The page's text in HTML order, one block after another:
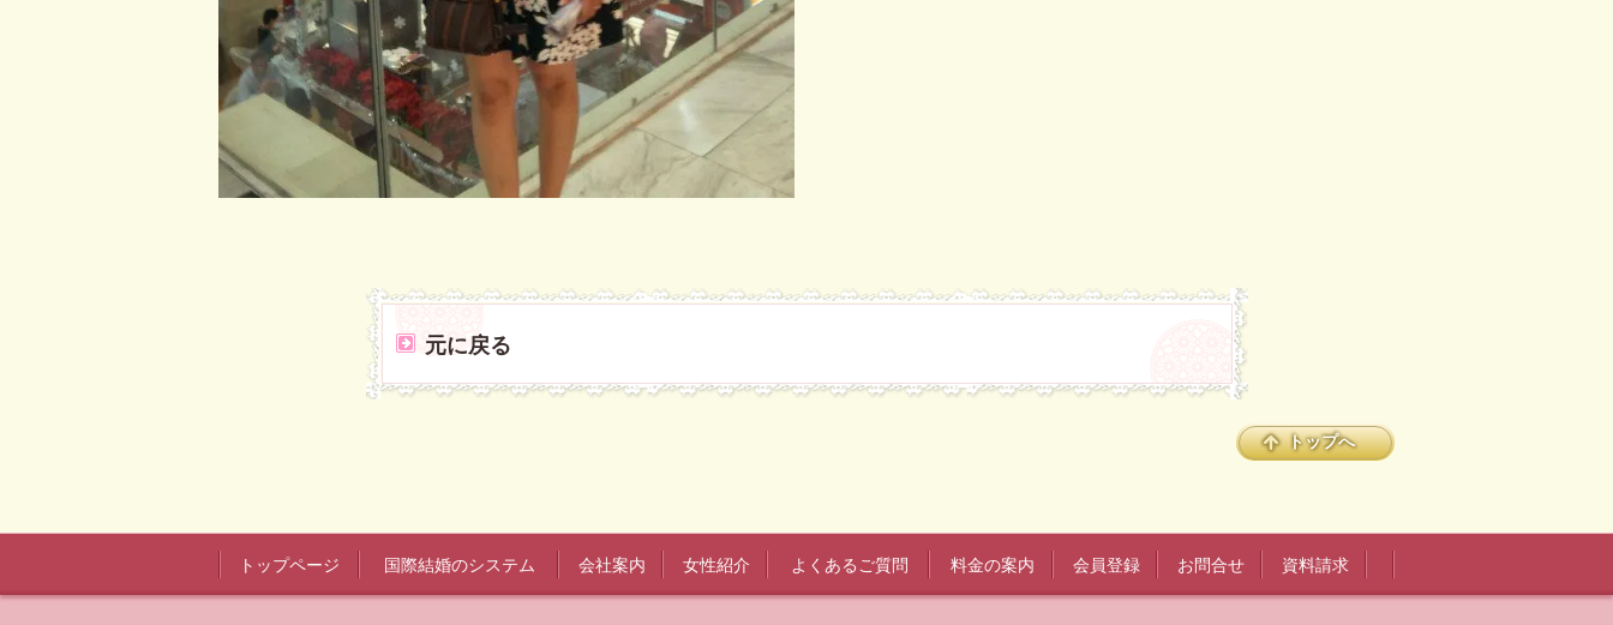
元に戻る
トップへ
トップページ 国際結婚のシステム 会社案内 女性紹介 よくあるご質問 料金の案内 会員登録 お問合せ 資料請求